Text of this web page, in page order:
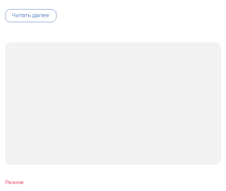
Читать далее
Разное